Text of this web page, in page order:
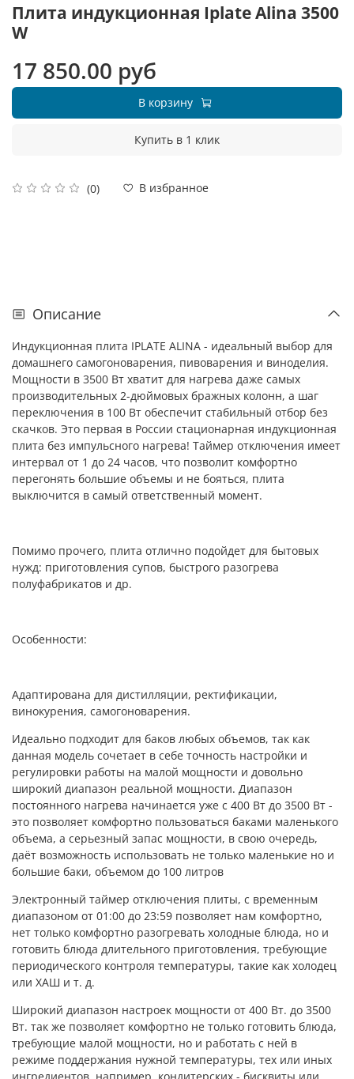
Плита индукционная Iplate Alina 3500
W
(0) В избранное
17 850.00 руб
В корзину
Купить в 1 клик
Описание
Индукционная плита IPLATE ALINA - идеальный выбор для
домашнего самогоноварения, пивоварения и виноделия.
Мощности в 3500 Вт хватит для нагрева даже самых
производительных 2-дюймовых бражных колонн, а шаг
переключения в 100 Вт обеспечит стабильный отбор без
скачков. Это первая в России стационарная индукционная
плита без импульсного нагрева! Таймер отключения имеет
интервал от 1 до 24 часов, что позволит комфортно
перегонять большие объемы и не бояться, плита
выключится в самый ответственный момент.
Помимо прочего, плита отлично подойдет для бытовых
нужд: приготовления супов, быстрого разогрева
полуфабрикатов и др.
Особенности:
Адаптирована для дистилляции, ректификации,
винокурения, самогоноварения.
Идеально подходит для баков любых объемов, так как
данная модель сочетает в себе точность настройки и
регулировки работы на малой мощности и довольно
широкий диапазон реальной мощности. Диапазон
постоянного нагрева начинается уже с 400 Вт до 3500 Вт -
это позволяет комфортно пользоваться баками маленького
объема, а серьезный запас мощности, в свою очередь,
даёт возможность использовать не только маленькие но и
большие баки, объемом до 100 литров
Электронный таймер отключения плиты, с временным
диапазоном от 01:00 до 23:59 позволяет нам комфортно,
нет только комфортно разогревать холодные блюда, но и
готовить блюда длительного приготовления, требующие
периодического контроля температуры, такие как холодец
или ХАШ и т. д.
Широкий диапазон настроек мощности от 400 Вт. до 3500
Вт. так же позволяет комфортно не только готовить блюда,
требующие малой мощности, но и работать с ней в
режиме поддержания нужной температуры, тех или иных